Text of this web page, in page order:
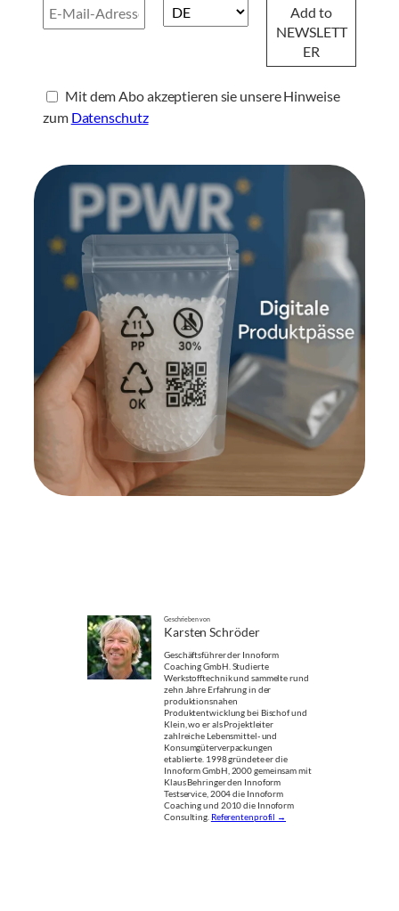
Mit dem Abo akzeptieren sie unsere Hinweise
zum Datenschutz
Geschrieben von
Karsten Schröder
Geschäftsführer der Innoform
Coaching GmbH. Studierte
Werkstofftechnik und sammelte rund
zehn Jahre Erfahrung in der
produktionsnahen
Produktentwicklung bei Bischof und
Klein, wo er als Projektleiter
zahlreiche Lebensmittel- und
Konsumgüterverpackungen
etablierte. 1998 gründete er die
Innoform GmbH, 2000 gemeinsam mit
Klaus Behringer den Innoform
Testservice, 2004 die Innoform
Coaching und 2010 die Innoform
Consulting. Referentenprofil →